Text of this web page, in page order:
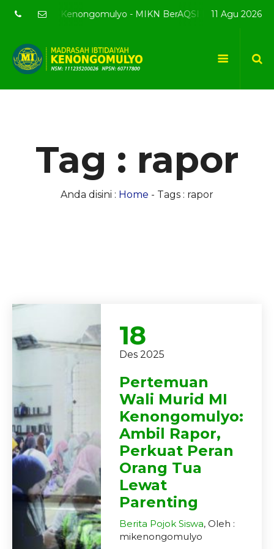
resmi MI Kenongomulyo - MIKN BerAQSI Beradab alQuran
11 Agu 2026
Tag : rapor
Anda disini : Home - Tags : rapor
18
Des 2025
Pertemuan
Wali Murid MI
Kenongomulyo:
Ambil Rapor,
Perkuat Peran
Orang Tua
Lewat
Parenting
Berita Pojok Siswa, Oleh :
mikenongomulyo